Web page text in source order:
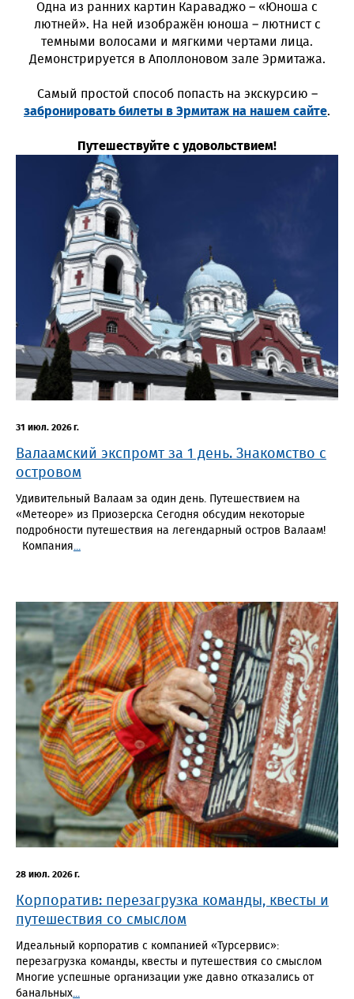
Одна из ранних картин Караваджо – «Юноша с
лютней». На ней изображён юноша – лютнист с
темными волосами и мягкими чертами лица.
Демонстрируется в Аполлоновом зале Эрмитажа.
Самый простой способ попасть на экскурсию –
забронировать билеты в Эрмитаж на нашем сайте.
Путешествуйте с удовольствием!
31 июл. 2026 г.
Валаамский экспромт за 1 день. Знакомство с
островом
Удивительный Валаам за один день. Путешествием на
«Метеоре» из Приозерска Сегодня обсудим некоторые
подробности путешествия на легендарный остров Валаам!
Компания...
28 июл. 2026 г.
Корпоратив: перезагрузка команды, квесты и
путешествия со смыслом
Идеальный корпоратив с компанией «Турсервис»:
перезагрузка команды, квесты и путешествия со смыслом
Многие успешные организации уже давно отказались от
банальных...